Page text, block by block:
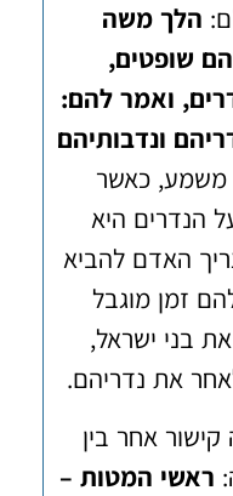
הלך משה
שופטים,
ואמר להם:
ונדבותיהם
משמע, כאשר
הנדרים היא
האדם להביא
זמן מוגבל
בני ישראל,
את נדריהם.
אחר בין
ראשי המטות –